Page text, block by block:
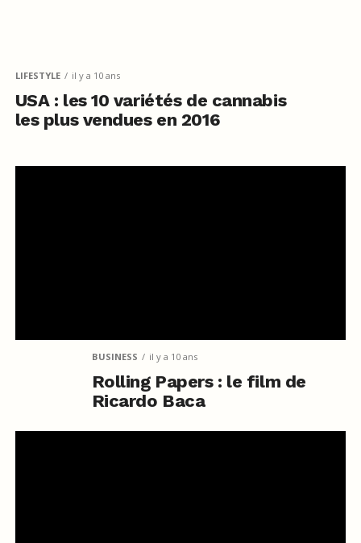
LIFESTYLE il y a 10 ans
USA : les 10 variétés de cannabis
les plus vendues en 2016
BUSINESS il y a 10 ans
Rolling Papers : le film de
Ricardo Baca